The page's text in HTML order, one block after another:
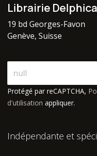
Librairie Delphica
19 bd Georges-Favon
Genève, Suisse
Protégé par reCAPTCHA,
d'utilisation appliquer.
Indépendante et